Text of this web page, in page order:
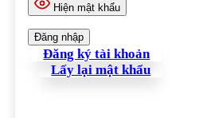
Hiện mật khẩu
Đăng ký tài khoản
Lấy lại mật khẩu